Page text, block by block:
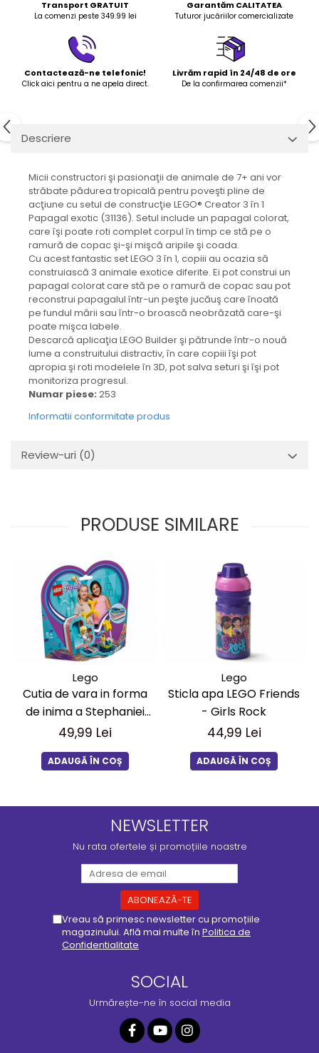
Transport GRATUIT
La comenzi peste 349.99 lei
Garantăm CALITATEA
Tuturor jucăriilor comercializate
Contactează-ne telefonic!
Click aici pentru a ne apela direct.
Livrăm rapid în 24/48 de ore
De la confirmarea comenzii*
Descriere
Micii constructori şi pasionaţii de animale de 7+ ani vor
străbate pădurea tropicală pentru poveşti pline de
acţiune cu setul de construcţie LEGO® Creator 3 în 1
Papagal exotic (31136). Setul include un papagal colorat,
care îşi poate roti complet corpul în timp ce stă pe o
ramură de copac şi-şi mişcă aripile şi coada.
Cu acest fantastic set LEGO 3 în 1, copiii au ocazia să
construiască 3 animale exotice diferite. Ei pot construi un
papagal colorat care stă pe o ramură de copac sau pot
reconstrui papagalul într-un peşte jucăuş care înoată
pe fundul mării sau într-o broască neobrăzată care-şi
poate mişca labele.
Descarcă aplicaţia LEGO Builder şi pătrunde într-o nouă
lume a construitului distractiv, în care copiii îşi pot
apropia şi roti modelele în 3D, pot salva seturi şi îşi pot
monitoriza progresul.
Numar piese: 253
Informatii conformitate produs
Review-uri (0)
PRODUSE SIMILARE
Lego
Cutia de vara in forma
de inima a Stephaniei
(41386)
49,99 Lei
ADAUGĂ ÎN COȘ
Lego
Sticla apa LEGO Friends
- Girls Rock
44,99 Lei
ADAUGĂ ÎN COȘ
NEWSLETTER
Nu rata ofertele și promoțiile noastre
Vreau să primesc newsletter cu promoțiile
magazinului. Află mai multe în Politica de
Confidentialitate
SOCIAL
Urmărește-ne în social media